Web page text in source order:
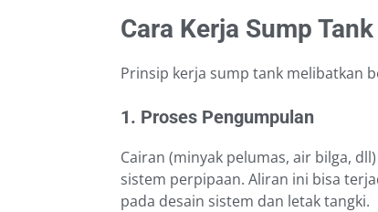
Cara Kerja Sump
Prinsip kerja sump tank melibatkan
1. Proses Pengumpulan
Cairan (minyak pelumas, air bilga,
sistem perpipaan. Aliran ini bisa
pada desain sistem dan letak tangki.